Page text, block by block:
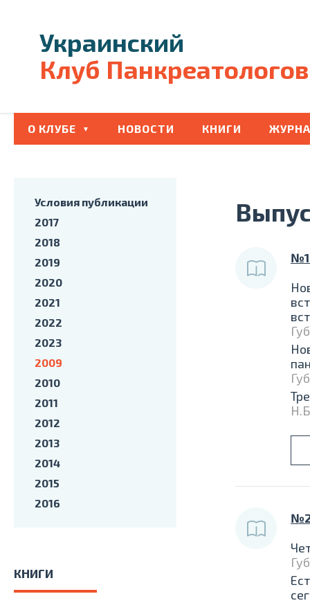
Украинский
Клуб Панкреатологов
О КЛУБЕ НОВОСТИ КНИГИ
Условия публикации
2017
2018
2019
2020
2021
2022
2023
2009
2010
2011
2012
2013
2014
2015
2016
КНИГИ